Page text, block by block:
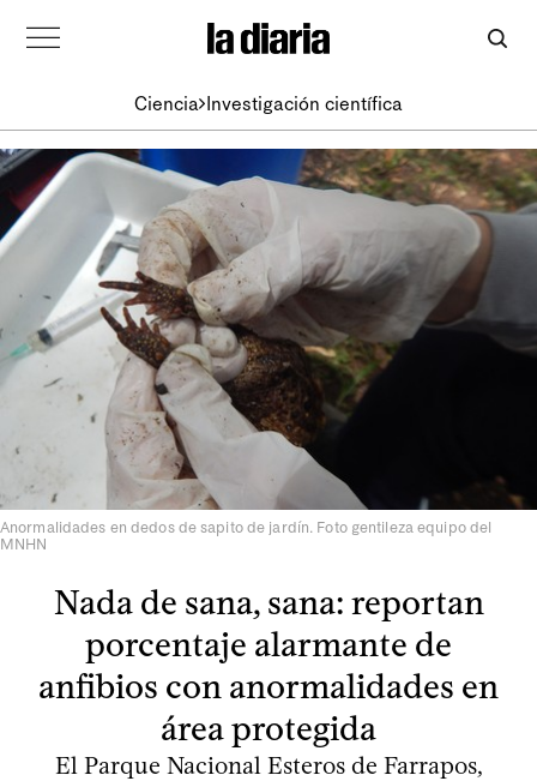
Ciencia Investigación científica
Anormalidades en dedos de sapito de jardín. Foto gentileza equipo del
MNHN
Nada de sana, sana: reportan
porcentaje alarmante de
anfibios con anormalidades en
área protegida
El Parque Nacional Esteros de Farrapos,